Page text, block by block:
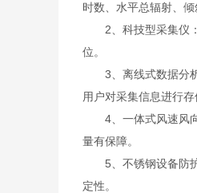
时数、水平总辐射、
2、科技型采集仪：
位。
3、离线式数据分析
用户对采集信息进行存
4、一体式风速风向
量有保障。
5、不锈钢设备防护
定性。